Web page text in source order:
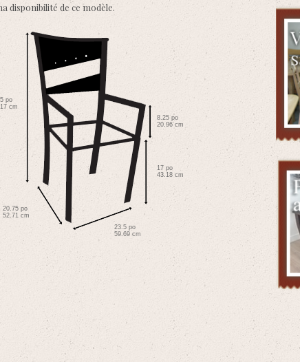
disponibilité de ce modèle.
po
cm
17 po
43.18 cm
8.25 po
20.96 cm
20.75 po
52.71 cm
23.5 po
59.69 cm